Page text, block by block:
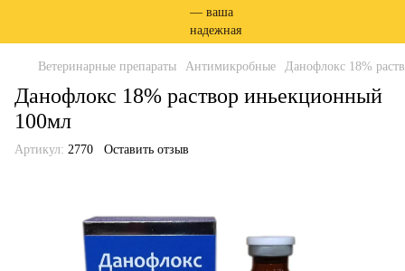
Ветеринарные препараты Антимикробные Данофлокс 18%
Данофлокс 18% раствор иньекционный
100мл
Артикул: 2770 Оставить отзыв